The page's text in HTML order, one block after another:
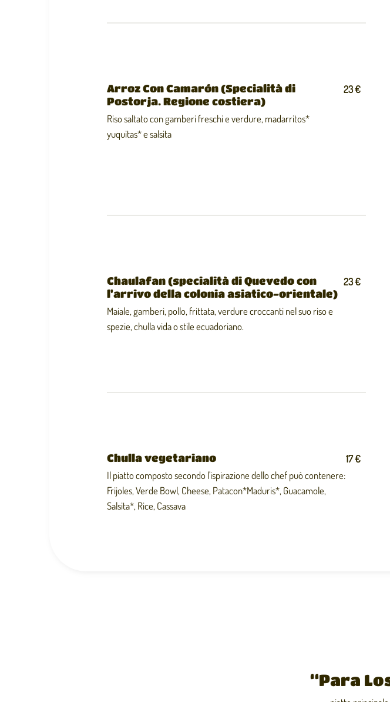
Arroz Con Camarón (Specialità di
Postorja. Regione costiera)
Riso saltato con gamberi freschi e verdure, madarritos*
yuquitas* e salsita
23 €
Chaulafan (specialità di Quevedo con
l'arrivo della colonia asiatico-orientale)
Maiale, gamberi, pollo, frittata, verdure croccanti nel suo riso e
spezie, chulla vida o stile ecuadoriano.
23 €
Chulla vegetariano
Il piatto composto secondo l'ispirazione dello chef può contenere:
Frijoles, Verde Bowl, Cheese, Patacon*Maduris*, Guacamole,
Salsita*, Rice, Cassava
17 €
“Para